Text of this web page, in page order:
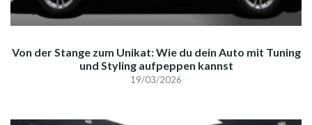
Von der Stange zum Unikat: Wie du dein Auto mit Tuning
und Styling aufpeppen kannst
19/03/2026